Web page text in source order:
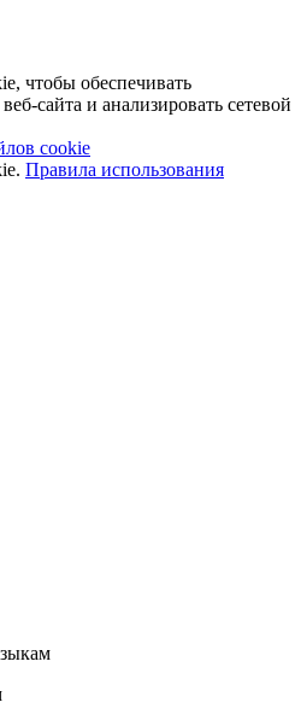
чтобы обеспечивать
сайта и анализировать сетевой
cookie
Правила использования